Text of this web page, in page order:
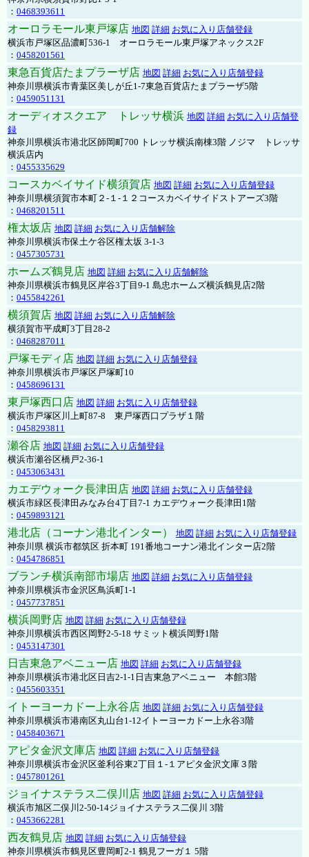
： 0468393611
オーロラモール東戸塚店 地図 詳細 お気に入り店舗登録
横浜市戸塚区品濃町536-1 オーロラモール東戸塚アネックス2F
： 0458201561
東急百貨店たまプラーザ店 地図 詳細 お気に入り店舗登録
神奈川県横浜市青葉区美しが丘1-7東急百貨店たまプラーザ5階
： 0459051131
オーディオスクエア トレッサ横浜 地図 詳細 お気に入り店舗登
録
神奈川県横浜市港北区師岡町700 トレッサ横浜南棟3階 ノジマ トレッサ
横浜店内
： 0455335629
コースカベイサイド横須賀店 地図 詳細 お気に入り店舗登録
神奈川県横須賀市本町２-１-１２コースカベイサイドストアーズ3階
： 0468201511
権太坂店 地図 詳細 お気に入り店舗解除
神奈川県横浜市保土ケ谷区権太坂 3-1-3
： 0457305731
ホームズ鶴見店 地図 詳細 お気に入り店舗解除
神奈川県横浜市鶴見区岸谷3丁目9-1 島忠ホームズ横浜鶴見店2階
： 0455842261
横須賀店 地図 詳細 お気に入り店舗解除
横須賀市平成町3丁目28-2
： 0468287011
戸塚モディ店 地図 詳細 お気に入り店舗登録
神奈川県横浜市戸塚区戸塚町10
： 0458696131
東戸塚西口店 地図 詳細 お気に入り店舗登録
横浜市戸塚区川上町87-8 東戸塚西口プラザ１階
： 0458293811
瀬谷店 地図 詳細 お気に入り店舗登録
横浜市瀬谷区橋戸2-36-1
： 0453063431
カエデウォーク長津田店 地図 詳細 お気に入り店舗登録
横浜市緑区長津田みなみ台4丁目7-1 カエデウォーク長津田1階
： 0459893121
港北店（コーナン港北インター） 地図 詳細 お気に入り店舗登録
神奈川県 横浜市都筑区 折本町 191番地コーナン港北インター店2階
： 0454786851
ブランチ横浜南部市場店 地図 詳細 お気に入り店舗登録
神奈川県横浜市金沢区鳥浜町1-1
： 0457737851
横浜岡野店 地図 詳細 お気に入り店舗登録
神奈川県横浜市西区岡野2-5-18 サミット横浜岡野1階
： 0453147301
日吉東急アベニュー店 地図 詳細 お気に入り店舗登録
神奈川県横浜市港北区日吉2-1-1日吉東急アベニュー 本館3階
： 0455603351
イトーヨーカドー上永谷店 地図 詳細 お気に入り店舗登録
神奈川県横浜市港南区丸山台1-12イトーヨーカドー上永谷3階
： 0458403671
アピタ金沢文庫店 地図 詳細 お気に入り店舗登録
神奈川県横浜市金沢区釜利谷東2丁目１-１アピタ金沢文庫３階
： 0457801261
ジョイナステラス二俣川店 地図 詳細 お気に入り店舗登録
横浜市旭区二俣川2-50-14ジョイナステラス二俣川 3階
： 0453662281
西友鶴見店 地図 詳細 お気に入り店舗登録
神奈川県横浜市鶴見区豊岡町2-1 鶴見フーガ１ 5階